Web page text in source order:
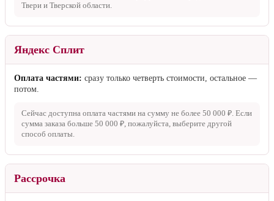
Твери и Тверской области.
Яндекс Сплит
Оплата частями: сразу только четверть стоимости, остальное —
потом.
Сейчас доступна оплата частями на сумму не более 50 000 ₽. Если
сумма заказа больше 50 000 ₽, пожалуйста, выберите другой
способ оплаты.
Рассрочка